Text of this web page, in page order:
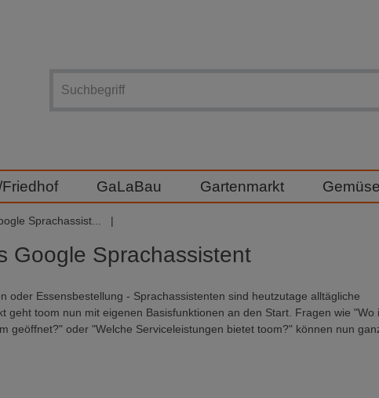
GaLaBau Gartenmarkt
Sprachassist...
Google Sprachassistent
oder Essensbestellung - Sprachassistenten sind heutzutage alltägliche
geht toom nun mit eigenen Basisfunktionen an den Start. Fragen wie "Wo
geöffnet?" oder "Welche Serviceleistungen bietet toom?" können nun